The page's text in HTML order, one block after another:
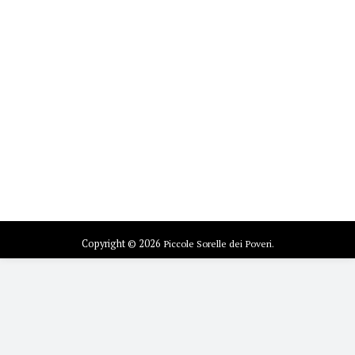
Copyright © 2026 Piccole Sorelle dei Poveri.